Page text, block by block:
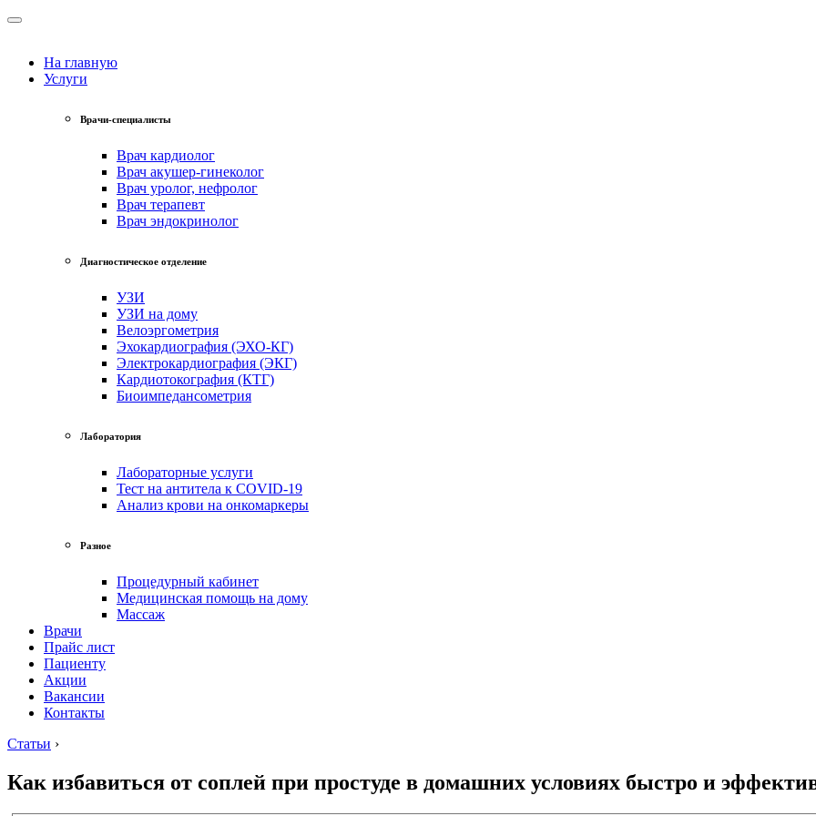
На главную
Услуги
Врачи-специалисты
Врач кардиолог
Врач акушер-гинеколог
Врач уролог, нефролог
Врач терапевт
Врач эндокринолог
Диагностическое отделение
УЗИ
УЗИ на дому
Велоэргометрия
Эхокардиография (ЭХО-КГ)
Электрокардиография (ЭКГ)
Кардиотокография (КТГ)
Биоимпедансометрия
Лаборатория
Лабораторные услуги
Тест на антитела к COVID-19
Анализ крови на онкомаркеры
Разное
Процедурный кабинет
Медицинская помощь на дому
Массаж
Врачи
Прайс лист
Пациенту
Акции
Вакансии
Контакты
Статьи ›
Как избавиться от соплей при простуде в домашних условиях быстро и